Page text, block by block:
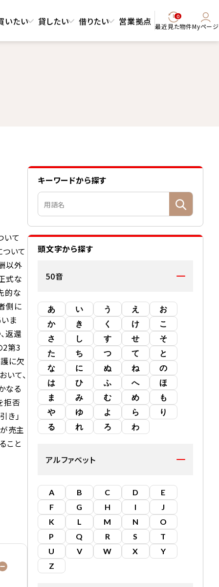
いたい 貸したい 借りたい 営業拠点 0
最近見た物件Myページ
キーワードから探す
頭文字から探す
50音
あ い う え
お
か
き く け
こ
さ
し す せ
そ
た
ち つ て
と
な
に ぬ ね
の
は
ひ ふ へ
ほ
ま
み む め
も
や
ゆ よ ら
り
る
れ ろ わ
アルファベット
A B C D
E
F
G H I
J
K
L M N
O
P
Q R S
T
U
V W X
Y
Z
いて
ついて
以外
式な
的な
側に
ま
返還
2第3
に欠
いて、
なる
拒否
き」
売主
こと